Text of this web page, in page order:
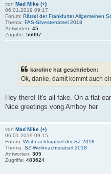
von Mad Mike (+)
06.01.2019 09:17
Forum: Rätsel der Frankfurter Allgemeinen
Thema: FAS-Silvesterrätsel 2018
Antworten: 45
Zugriffe: 56097
karoline hat geschrieben:
Ok, danke, damit kommt auch
Hey there! It's all fake. On a flat
Nice greetings vong Amboy her
von Mad Mike (+)
06.01.2019 09:15
Forum: Weihnachtsrätsel der SZ 2018
Thema: SZ-Weihnachtsrätsel 2018
Antworten: 305
Zugriffe: 483624